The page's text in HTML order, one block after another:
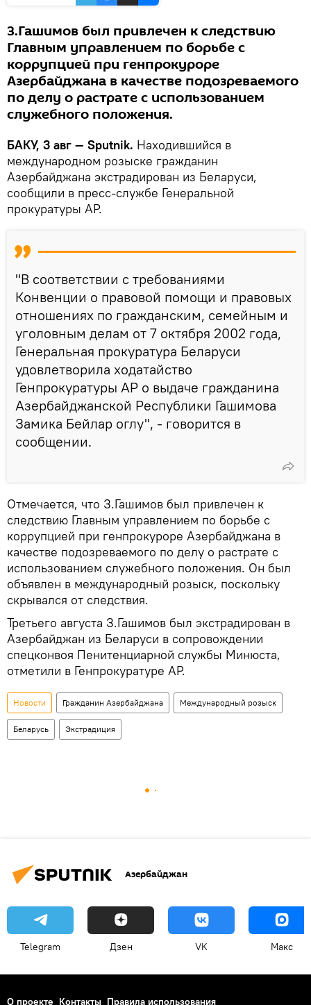
З.Гашимов был привлечен к следствию
Главным управлением по борьбе с
коррупцией при генпрокуроре
Азербайджана в качестве подозреваемого
по делу о растрате с использованием
служебного положения.
БАКУ, 3 авг — Sputnik. Находившийся в
международном розыске гражданин
Азербайджана экстрадирован из Беларуси,
сообщили в пресс-службе Генеральной
прокуратуры АР.
"В соответствии с требованиями
Конвенции о правовой помощи и правовых
отношениях по гражданским, семейным и
уголовным делам от 7 октября 2002 года,
Генеральная прокуратура Беларуси
удовлетворила ходатайство
Генпрокуратуры АР о выдаче гражданина
Азербайджанской Республики Гашимова
Замика Бейлар оглу", - говорится в
сообщении.
Отмечается, что З.Гашимов был привлечен к
следствию Главным управлением по борьбе с
коррупцией при генпрокуроре Азербайджана в
качестве подозреваемого по делу о растрате с
использованием служебного положения. Он был
объявлен в международный розыск, поскольку
скрывался от следствия.
Третьего августа З.Гашимов был экстрадирован в
Азербайджан из Беларуси в сопровождении
спецконвоя Пенитенциарной службы Минюста,
отметили в Генпрокуратуре АР.
Новости Гражданин Азербайджана Международный розыск
Беларусь Экстрадиция
Азербайджан
Telegram Дзен VK Макс
О проекте Контакты Правила использования